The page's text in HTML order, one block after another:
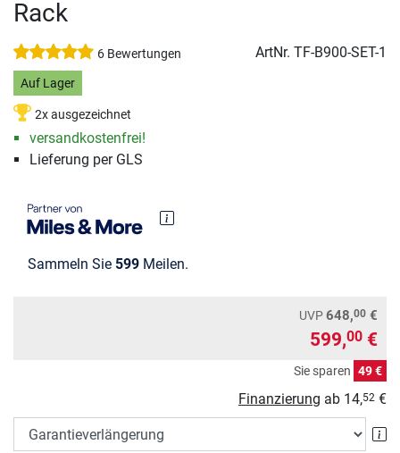
Rack
6 Bewertungen ArtNr. TF-B900-SET-1
Auf Lager
2x ausgezeichnet
versandkostenfrei!
Lieferung per GLS
Sammeln Sie 599 Meilen.
UVP648,00 €
599,00 €
Sie sparen 49 €
Finanzierung ab 14,52 €